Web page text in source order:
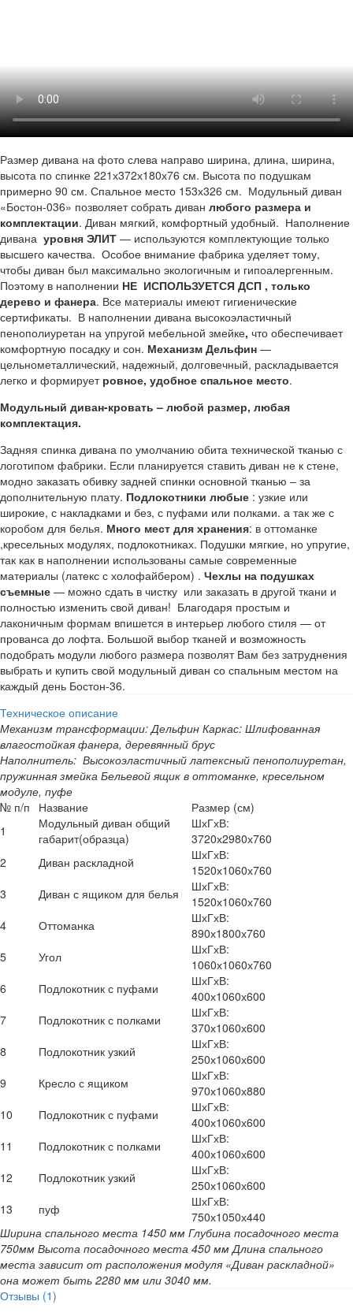
Размер дивана на фото слева направо ширина, длина, ширина,
высота по спинке 221х372х180х76 см. Высота по подушкам
примерно 90 см. Спальное место 153х326 см. Модульный диван
«Бостон-036» позволяет собрать диван любого размера и
комплектации. Диван мягкий, комфортный удобный. Наполнение
дивана уровня ЭЛИТ — используются комплектующие только
высшего качества. Особое внимание фабрика уделяет тому,
чтобы диван был максимально экологичным и гипоалергенным.
Поэтому в наполнении НЕ ИСПОЛЬЗУЕТСЯ ДСП , только
дерево и фанера. Все материалы имеют гигиенические
сертификаты. В наполнении дивана высокоэластичный
пенополиуретан на упругой мебельной змейке, что обеспечивает
комфортную посадку и сон. Механизм Дельфин —
цельнометаллический, надежный, долговечный, раскладывается
легко и формирует ровное, удобное спальное место.
Модульный диван-кровать – любой размер, любая
комплектация.
Задняя спинка дивана по умолчанию обита технической тканью с
логотипом фабрики. Если планируется ставить диван не к стене,
модно заказать обивку задней спинки основной тканью – за
дополнительную плату. Подлокотники любые : узкие или
широкие, с накладками и без, с пуфами или полками. а так же с
коробом для белья. Много мест для хранения: в оттоманке
,кресельных модулях, подлокотниках. Подушки мягкие, но упругие,
так как в наполнении использованы самые современные
материалы (латекс с холофайбером) . Чехлы на подушках
съемные — можно сдать в чистку или заказать в другой ткани и
полностью изменить свой диван! Благодаря простым и
лаконичным формам впишется в интерьер любого стиля — от
прованса до лофта. Большой выбор тканей и возможность
подобрать модули любого размера позволят Вам без затруднения
выбрать и купить свой модульный диван со спальным местом на
каждый день Бостон-36.
Техническое описание
Механизм трансформации: Дельфин Каркас: Шлифованная
влагостойкая фанера, деревянный брус
Наполнитель: Высокоэластичный латексный пенополиуретан,
пружинная змейка Бельевой ящик в оттоманке, кресельном
модуле, пуфе
№ п/п
Название
Размер (см)
1
Модульный диван общий
габарит(образца)
ШхГхВ:
3720х2980х760
2
Диван раскладной
ШхГхВ:
1520х1060х760
3
Диван с ящиком для белья
ШхГхВ:
1520х1060х760
4
Оттоманка
ШхГхВ:
890х1800х760
5
Угол
ШхГхВ:
1060х1060х760
6
Подлокотник с пуфами
ШхГхВ:
400х1060х600
7
Подлокотник с полками
ШхГхВ:
370х1060х600
8
Подлокотник узкий
ШхГхВ:
250х1060х600
9
Кресло с ящиком
ШхГхВ:
970х1060х880
10
Подлокотник с пуфами
ШхГхВ:
400х1060х600
11
Подлокотник с полками
ШхГхВ:
400х1060х600
12
Подлокотник узкий
ШхГхВ:
250х1060х600
13
пуф
ШхГхВ:
750х1050х440
Ширина спального места 1450 мм Глубина посадочного места
750мм Высота посадочного места 450 мм Длина спального
места зависит от расположения модуля «Диван раскладной»
она может быть 2280 мм или 3040 мм.
Отзывы (1)